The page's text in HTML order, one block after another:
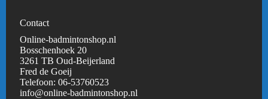
Contact
Online-badmintonshop.nl
Bosschenhoek 20
3261 TB Oud-Beijerland
Fred de Goeij
Telefoon:06-53760523
info@online-badmintonshop.nl